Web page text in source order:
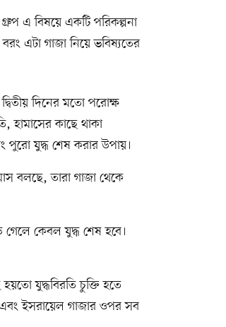
এ বিষয়ে একটি পরিকল্পনা
এটা গাজা নিয়ে ভবিষ্যতের
দিনের মতো পরোক্ষ
কাছে থাকা
পুরো যুদ্ধ শেষ করার উপায়।
বলছে, তারা গাজা থেকে
কেবল যুদ্ধ শেষ হবে।
যুদ্ধবিরতি চুক্তি হতে
এবং ইসরায়েল গাজার ওপর সব